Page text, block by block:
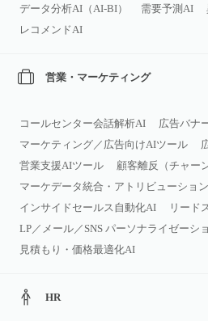
データ分析AI（AI‑BI） 需要予測AI
レコメンドAI
営業・マーケティング
コールセンター会話解析AI 広告バナ
マーケティング／広告向けAIツール
営業支援AIツール
顧客離反（チャー
マーケデータ統合・アトリビューショ
インサイドセールス自動化AI
リード
LP／メール／SNS パーソナライゼーシ
見積もり・価格最適化AI
HR